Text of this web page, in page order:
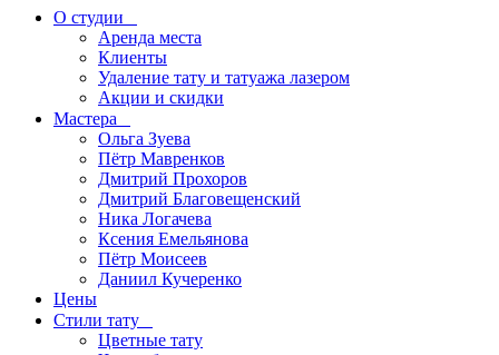
О студии
Аренда места
Клиенты
Удаление тату и татуажа лазером
Акции и скидки
Мастера
Ольга Зуева
Пётр Мавренков
Дмитрий Прохоров
Дмитрий Благовещенский
Ника Логачева
Ксения Емельянова
Пётр Моисеев
Даниил Кучеренко
Цены
Стили тату
Цветные тату